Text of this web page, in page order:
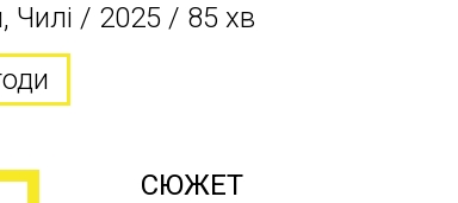
Чилі / 2025 / 85 хв
СЮЖЕТ